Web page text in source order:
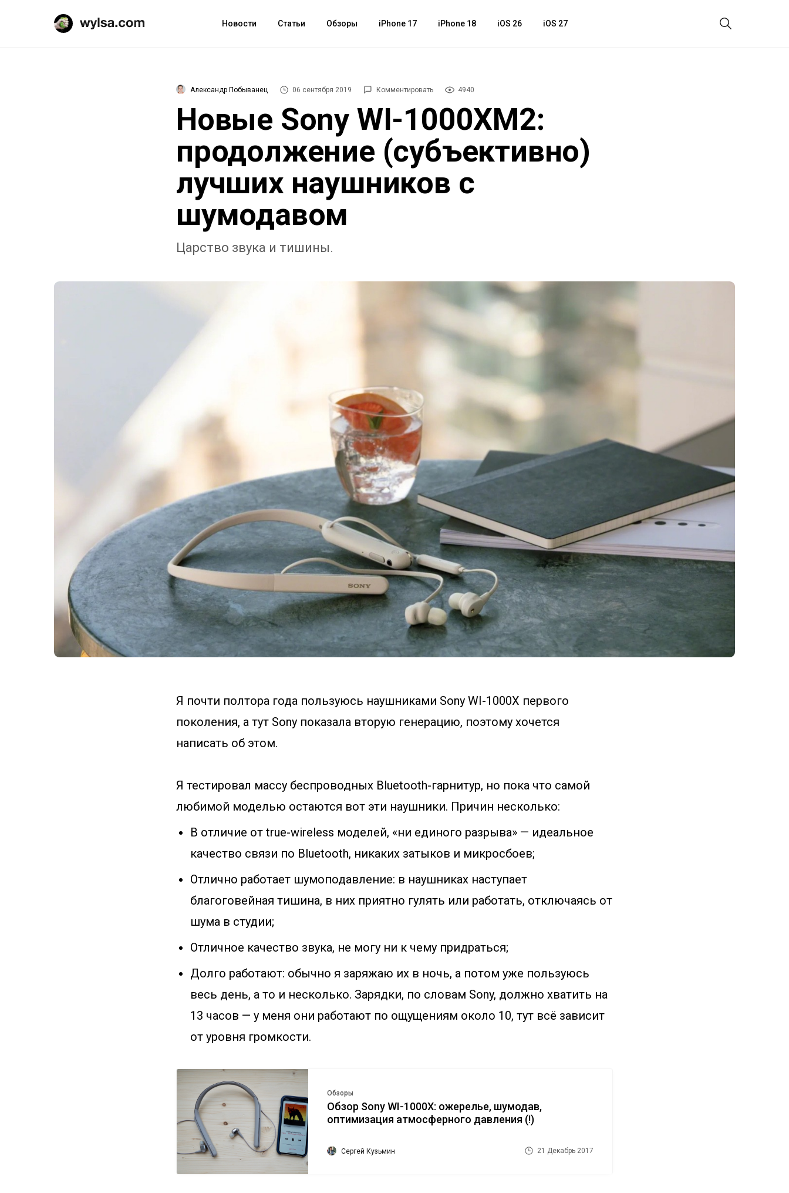
Новости Статьи Обзоры iPhone 17 iPhone 18 iOS 26 iOS 27
Александр Побыванец 06 сентября 2019 Комментировать 4940
Новые Sony WI-1000XM2:
продолжение (субъективно)
лучших наушников с
шумодавом
Царство звука и тишины.
Я почти полтора года пользуюсь наушниками Sony WI-1000X первого
поколения, а тут Sony показала вторую генерацию, поэтому хочется
написать об этом.
Я тестировал массу беспроводных Bluetooth-гарнитур, но пока что самой
любимой моделью остаются вот эти наушники. Причин несколько:
В отличие от true-wireless моделей, «ни единого разрыва» — идеальное
качество связи по Bluetooth, никаких затыков и микросбоев;
Отлично работает шумоподавление: в наушниках наступает
благоговейная тишина, в них приятно гулять или работать, отключаясь от
шума в студии;
Отличное качество звука, не могу ни к чему придраться;
Долго работают: обычно я заряжаю их в ночь, а потом уже пользуюсь
весь день, а то и несколько. Зарядки, по словам Sony, должно хватить на
13 часов — у меня они работают по ощущениям около 10, тут всё зависит
от уровня громкости.
Обзоры
Обзор Sony WI-1000X: ожерелье, шумодав,
оптимизация атмосферного давления (!)
Сергей Кузьмин 21 Декабрь 2017